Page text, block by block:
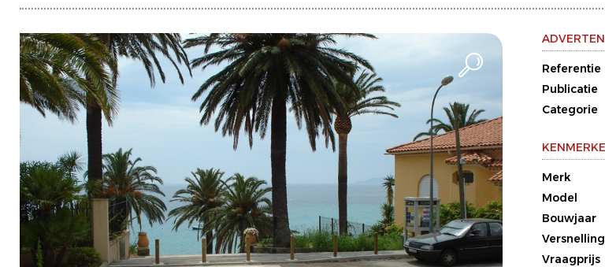
Referentie
Publicatie
Categorie
Merk
Model
Bouwjaar
Vraagprijs